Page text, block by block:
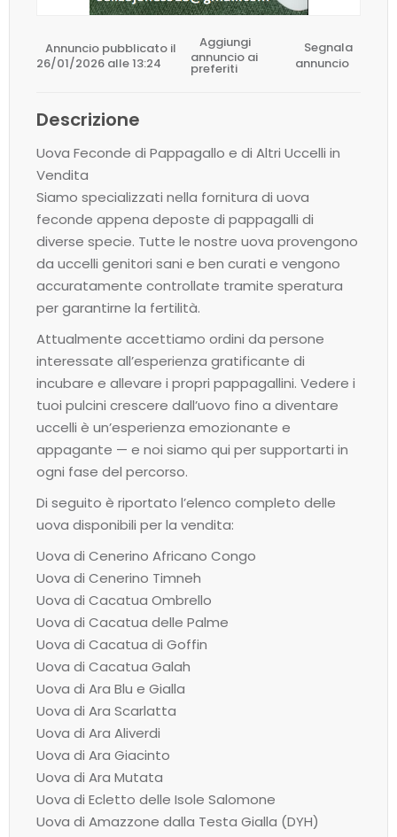
Annuncio pubblicato il
26/01/2026 alle 13:24
Aggiungi
annuncio ai
preferiti
Segnala
annuncio
Descrizione
Uova Feconde di Pappagallo e di Altri Uccelli in
Vendita
Siamo specializzati nella fornitura di uova
feconde appena deposte di pappagalli di
diverse specie. Tutte le nostre uova provengono
da uccelli genitori sani e ben curati e vengono
accuratamente controllate tramite speratura
per garantirne la fertilità.
Attualmente accettiamo ordini da persone
interessate all’esperienza gratificante di
incubare e allevare i propri pappagallini. Vedere i
tuoi pulcini crescere dall’uovo fino a diventare
uccelli è un’esperienza emozionante e
appagante — e noi siamo qui per supportarti in
ogni fase del percorso.
Di seguito è riportato l’elenco completo delle
uova disponibili per la vendita:
Uova di Cenerino Africano Congo
Uova di Cenerino Timneh
Uova di Cacatua Ombrello
Uova di Cacatua delle Palme
Uova di Cacatua di Goffin
Uova di Cacatua Galah
Uova di Ara Blu e Gialla
Uova di Ara Scarlatta
Uova di Ara Aliverdi
Uova di Ara Giacinto
Uova di Ara Mutata
Uova di Ecletto delle Isole Salomone
Uova di Amazzone dalla Testa Gialla (DYH)